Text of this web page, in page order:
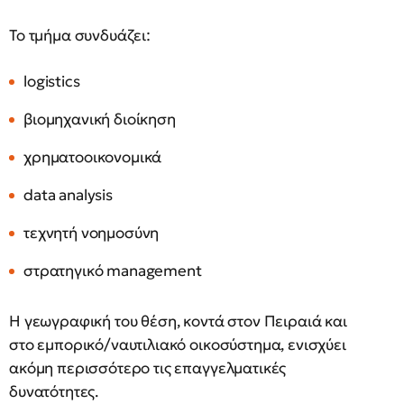
Το τμήμα συνδυάζει:
logistics
βιομηχανική διοίκηση
χρηματοοικονομικά
data analysis
τεχνητή νοημοσύνη
στρατηγικό management
Η γεωγραφική του θέση, κοντά στον Πειραιά και
στο εμπορικό/ναυτιλιακό οικοσύστημα, ενισχύει
ακόμη περισσότερο τις επαγγελματικές
δυνατότητες.